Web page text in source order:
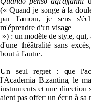
(« Quand je songe à la
par l'amour, je sens
m'éprendre d'un visage
») : un modèle de style,
d'une théâtralité sans
bout à l'autre.
Un seul regret : que
l'Academia Bizantina, le
instruments et une direction
aient pas offert un écrin à sa